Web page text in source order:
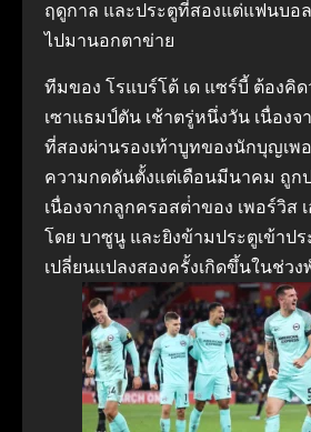
ฤดูกาล และประตูที่สองแต่แฟนบอ
ไปมานอกตาข่าย
ทีมของ โรแบร์โต้ เด แซร์บี้ ต้องคิด
เซาแธมป์ตัน เช้าตรู่หนึ่งวัน เนื่องจ
ที่สองผ่านรองเท้าบูทของนักบุญเพ
ความกดดันตั้งแต่เดือนมีนาคม ถูก
เนื่องจากลูกครอสต่ําของ เพอร์วิส
โดย บาซูนู และยิงข้ามประตูเข้าปร
เปลี่ยนแปลงสองครั้งเกิดขึ้นในช่วง